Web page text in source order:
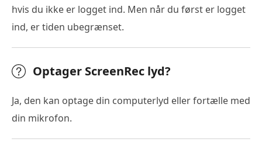
hvis du ikke er logget ind. Men når du først er logget
ind, er tiden ubegrænset.
Optager ScreenRec lyd?
Ja, den kan optage din computerlyd eller fortælle med
din mikrofon.